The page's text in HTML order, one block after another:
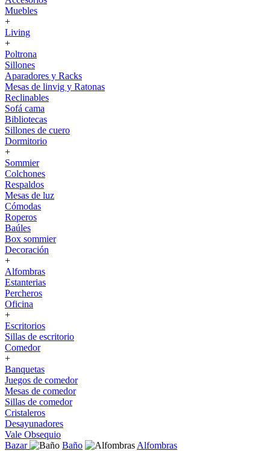
Muebles
+
Living
+
Poltrona
Sillones
Aparadores y Racks
Mesas de linvig y Ratonas
Reclinables
Sofá cama
Bibliotecas
Sillones de cuero
Dormitorio
+
Sommier
Colchones
Respaldos
Mesas de luz
Cómodas
Roperos
Baúles
Box sommier
Decoración
+
Alfombras
Estanterias
Percheros
Oficina
+
Escritorios
Sillas de escritorio
Comedor
+
Banquetas
Juegos de comedor
Mesas de comedor
Sillas de comedor
Cristaleros
Desayunadores
Vale Obsequio
Bazar
Baño Alfombras